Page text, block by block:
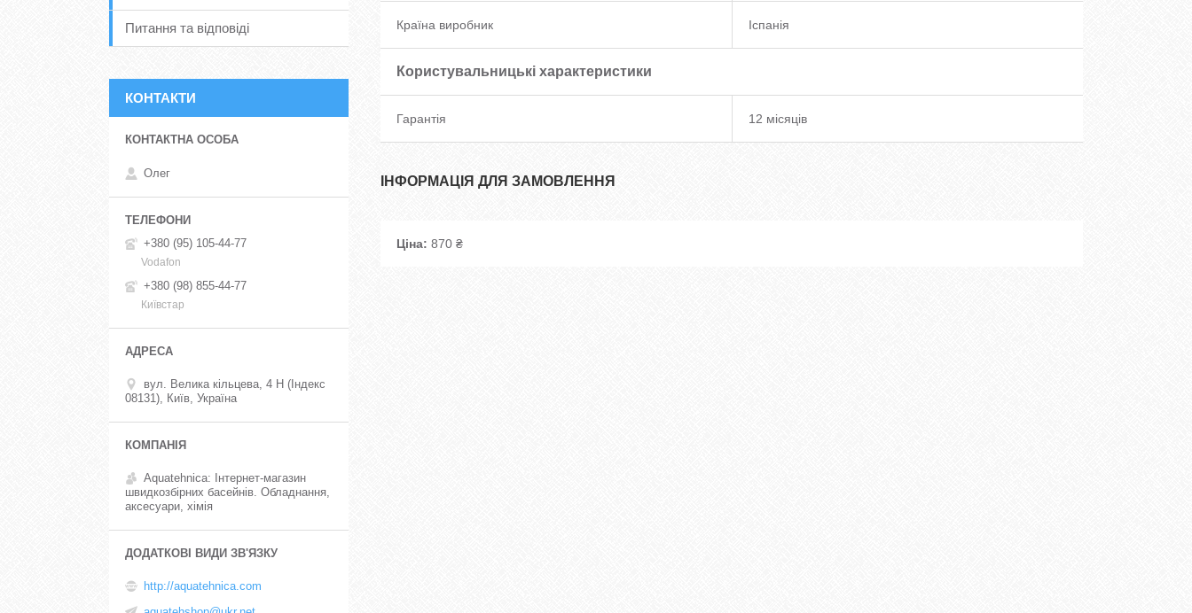
Країна виробник Іспанія
Користувальницькі характеристики
Гарантія 12 місяців
ІНФОРМАЦІЯ ДЛЯ ЗАМОВЛЕННЯ
Ціна: 870 ₴
Питання та відповіді
КОНТАКТИ
Олег
+380 (95) 105-44-77
Vodafon
+380 (98) 855-44-77
Київстар
вул. Велика кільцева, 4 Н (Індекс
08131), Київ, Україна
Aquatehnica: Інтернет-магазин
швидкозбірних басейнів. Обладнання,
аксесуари, хімія
http://aquatehnica.com